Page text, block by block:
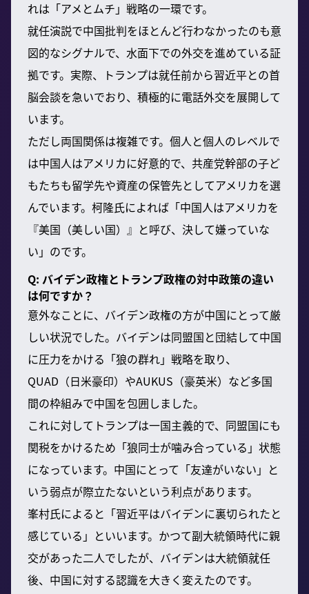
れは「アメとムチ」戦略の一環です。
就任演説で中国批判をほとんど行わなかったのも意
図的なシグナルで、水面下での外交を進めている証
拠です。実際、トランプは就任前から習近平との首
脳会談を急いでおり、積極的に電話外交を展開して
います。
ただし両国関係は複雑です。個人と個人のレベルで
は中国人はアメリカに好意的で、共産党幹部の子ど
もたちも留学先や資産の保管先としてアメリカを選
んでいます。柯隆氏によれば「中国人はアメリカを
『美国（美しい国）』と呼び、決して嫌っていな
い」のです。
Q: バイデン政権とトランプ政権の対中政策の違い
は何ですか？
意外なことに、バイデン政権の方が中国にとって厳
しい状況でした。バイデンは同盟国と団結して中国
に圧力をかける「狼の群れ」戦略を取り、
QUAD（日米豪印）やAUKUS（豪英米）など多国
間の枠組みで中国を包囲しました。
これに対してトランプは一国主義的で、同盟国にも
関税をかけるため「狼同士が噛み合っている」状態
になっています。中国にとって「友達がいない」と
いう弱点が際立たないという利点があります。
峯村氏によると「習近平はバイデンに裏切られたと
感じている」といいます。かつて副大統領時代に親
交があった二人でしたが、バイデンは大統領就任
後、中国に対する認識を大きく変えたのです。